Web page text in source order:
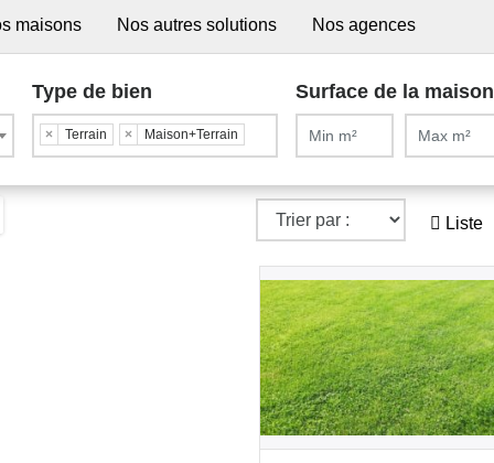
maisons Nos autres solutions Nos agences
Type de bien
× Terrain × Maison+Terrain
Surface de la maison
Liste